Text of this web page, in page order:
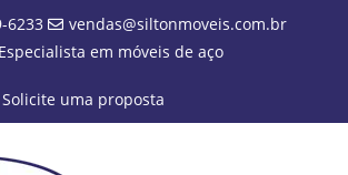
6233
vendas@siltonmoveis.com.br
Especialista em móveis de aço
Solicite uma proposta